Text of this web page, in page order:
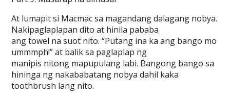
At lumapit si Macmac sa magandang dalagang nobya.
Nakipaglaplapan dito at hinila pababa
ang towel na suot nito. “Putang ina ka ang bango mo
ummmph!” at balik sa paglaplap ng
manipis nitong mapupulang labi. Bangong bango sa
hininga ng nakababatang nobya dahil kaka
toothbrush lang nito.